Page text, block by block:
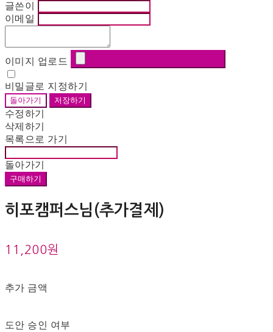
글쓴이
이메일
이미지 업로드
비밀글로 지정하기
돌아가기 저장하기
수정하기
삭제하기
목록으로 가기
돌아가기
구매하기
히포캠퍼스님(추가결제)
11,200원
추가 금액
도안 승인 여부